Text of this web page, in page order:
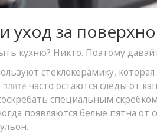
уход за
кухню? Никто. Поэтому
стеклокерамику,
плите часто остаются следы от
специальным
появляются белые пятна